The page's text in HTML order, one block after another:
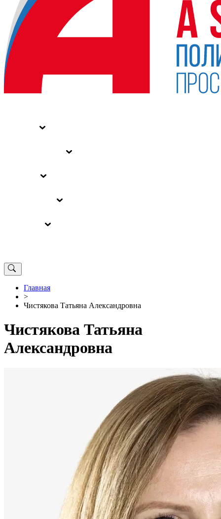
Главная
>
Чистякова Татьяна Александровна
Чистякова Татьяна
Александровна